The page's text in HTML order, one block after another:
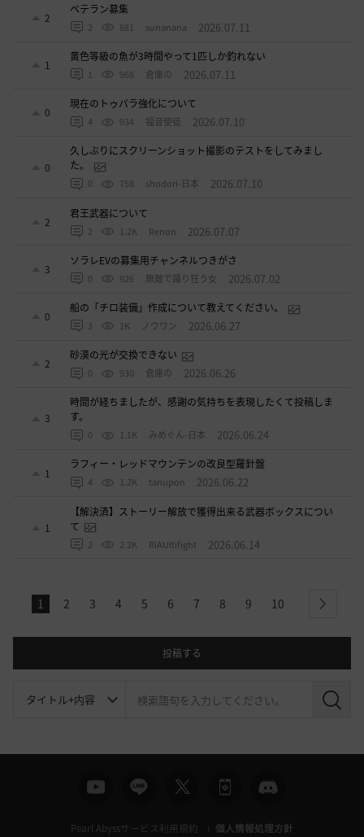
2
ベテラン募集
2 881 sunanana 2026.07.11
1
黄色等級の魚が3時間やって1匹しか釣れない
1 968 倉庫の 2026.07.11
0
現在のトゥバラ強化について
4 934 福音使徒 2026.07.10
0
久しぶりにスクリーンショット撮影のテストをしてみまし
た。
0 758 shodori-日本 2026.07.10
2
君王武器について
2 1.2K Renon 2026.07.07
3
ソラレEVの募集用チャンネルつきがさ
0 926 無敵で踊り狂う女 2026.07.02
0
船の「チロ装備」作成について教えてください。
3 1K ノウワン 2026.06.27
2
砂漠の光が交換できない
0 930 倉庫の 2026.06.26
3
時間が経ちましたが、感謝の気持ちを表現したくて投稿しま
す。
0 1.1K みめぐん-日本 2026.06.24
1
ラフィー・レッドマウンテンの改良型羅針盤
4 1.2K tanupon 2026.06.22
1
【解決済】ストーリー解放で獲得出来る武器ボックスについ
て
2 2.2K RiAUltifight 2026.06.14
1 2 3 4 5 6 7 8 9 10 next
投稿する
検
Pearl Abyssサービス利用規約
個人情報処理方針